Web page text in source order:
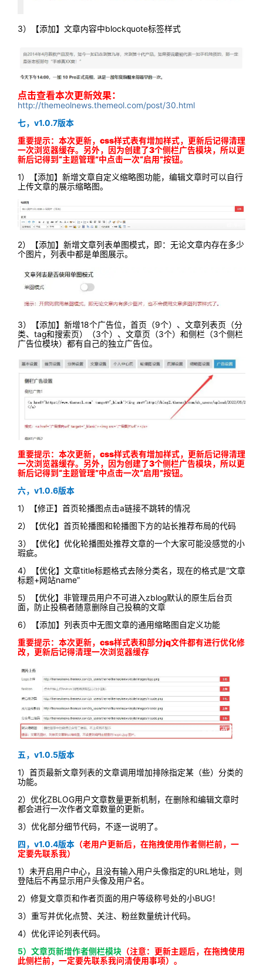
3）【添加】文章内容中blockquote标签样式
点击查看本次更新效果：
http://themeolnews.themeol.com/post/30.html
七，v1.0.7版本
重要提示： 本次更新，css样式表有增加样式，更新后记得清理
一次浏览器缓存。另外，因为创建了3个侧栏广告模块，所以更
新后记得到“主题管理”中点击一次“启用”按钮。
1）【添加】新增文章自定义缩略图功能，编辑文章时可以自行
上传文章的展示缩略图。
2）【添加】新增文章列表单图模式，即：无论文章内存在多少
个图片，列表中都是单图展示。
3）【添加】新增18个广告位，首页（9个）、文章列表页（分
类、tag和搜索页）（3个）、文章页（3个）和侧栏（3个侧栏
广告位模块）都有自己的独立广告位。
重要提示： 本次更新，css样式表有增加样式，更新后记得清理
一次浏览器缓存。另外，因为创建了3个侧栏广告模块，所以更
新后记得到“主题管理”中点击一次“启用”按钮。
六，v1.0.6版本
1）【修正】首页轮播图点击a链接不跳转的情况
2）【优化】首页轮播图和轮播图下方的站长推荐布局的代码
3）【优化】优化轮播图处推荐文章的一个大家可能没感觉的小
瑕疵。
4）【优化】文章title标题格式去除分类名，现在的格式是“文章
标题+网站name”
5）【优化】非管理员用户不可进入zblog默认的原生后台页
面，防止投稿者随意删除自己投稿的文章
6）【添加】列表页中无图文章的通用缩略图自定义功能
重要提示： 本次更新，css样式表和部分jq文件都有进行优化修
改，更新后记得清理一次浏览器缓存
五，v1.0.5版本
1）首页最新文章列表的文章调用增加排除指定某（些）分类的
功能。
2）优化ZBLOG用户文章数量更新机制，在删除和编辑文章时
都会进行一次作者文章数量的更新。
3）优化部分细节代码，不逐一说明了。
四，v1.0.4版本 （老用户更新后，在拖拽使用作者侧栏前，一
定要先联系我）
1）未开启用户中心，且没有输入用户头像指定的URL地址，则
登陆后不再显示用户头像及用户名。
2）修复文章页和作者页面的用户等级称号处的小BUG！
3）重写并优化点赞、关注、粉丝数量统计代码。
4）优化评论列表代码。
5）文章页新增作者侧栏模块 （注意：更新主题后，在拖拽使用
此侧栏前，一定要先联系我问清使用事项）。